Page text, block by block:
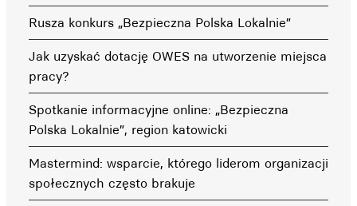
Rusza konkurs „Bezpieczna Polska Lokalnie”
Jak uzyskać dotację OWES na utworzenie miejsca
pracy?
Spotkanie informacyjne online: „Bezpieczna
Polska Lokalnie”, region katowicki
Mastermind: wsparcie, którego liderom organizacji
społecznych często brakuje